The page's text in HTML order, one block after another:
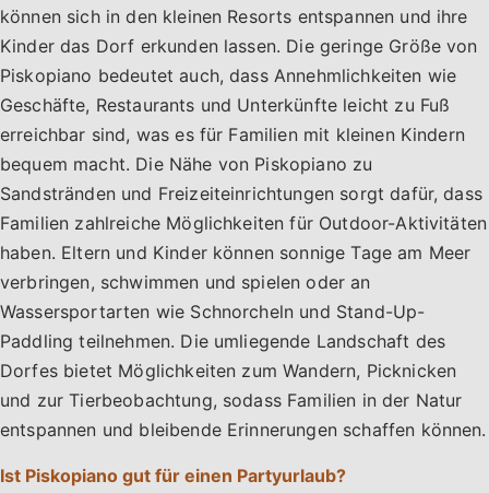
können sich in den kleinen Resorts entspannen und ihre
Kinder das Dorf erkunden lassen. Die geringe Größe von
Piskopiano bedeutet auch, dass Annehmlichkeiten wie
Geschäfte, Restaurants und Unterkünfte leicht zu Fuß
erreichbar sind, was es für Familien mit kleinen Kindern
bequem macht. Die Nähe von Piskopiano zu
Sandstränden und Freizeiteinrichtungen sorgt dafür, dass
Familien zahlreiche Möglichkeiten für Outdoor-Aktivitäten
haben. Eltern und Kinder können sonnige Tage am Meer
verbringen, schwimmen und spielen oder an
Wassersportarten wie Schnorcheln und Stand-Up-
Paddling teilnehmen. Die umliegende Landschaft des
Dorfes bietet Möglichkeiten zum Wandern, Picknicken
und zur Tierbeobachtung, sodass Familien in der Natur
entspannen und bleibende Erinnerungen schaffen können.
Ist Piskopiano gut für einen Partyurlaub?